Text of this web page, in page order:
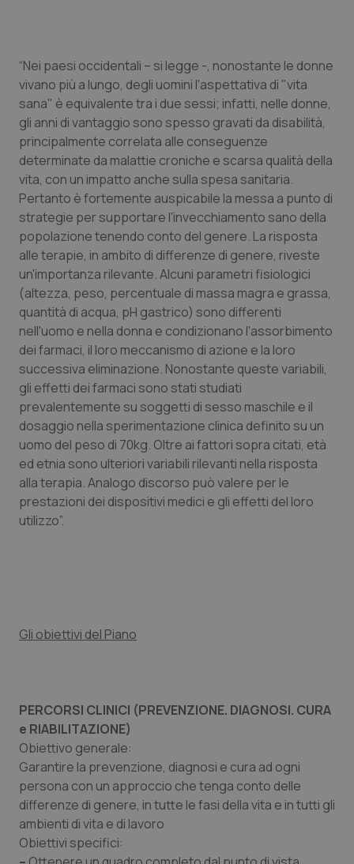
Toscana
Umbria
Valle D’Aosta
Veneto
Obesità
Oftalmologia
Oncodermatologia
Oncoematologia
Oncologia & Nutrizione
Psoriasi & pelle
Quotidiano Cardiologia
Quotidiano Chirurgia
Quotidiano Oncologia
Quotidiano Pediatria
Rene & patologie urogenitali
Salute orale & impianti
Tumori del Polmone & Testa Collo
Tumori gastrointestinali
Ulcera & Reflusso
Vaccini
“Nei paesi occidentali – si legge -, nonostante le donne
vivano più a lungo, degli uomini l'aspettativa di "vita
sana" è equivalente tra i due sessi; infatti, nelle donne,
gli anni di vantaggio sono spesso gravati da disabilità,
principalmente correlata alle conseguenze
determinate da malattie croniche e scarsa qualità della
vita, con un impatto anche sulla spesa sanitaria.
Pertanto è fortemente auspicabile la messa a punto di
strategie per supportare l'invecchiamento sano della
popolazione tenendo conto del genere. La risposta
alle terapie, in ambito di differenze di genere, riveste
un'importanza rilevante. Alcuni parametri fisiologici
(altezza, peso, percentuale di massa magra e grassa,
quantità di acqua, pH gastrico) sono differenti
nell'uomo e nella donna e condizionano l'assorbimento
dei farmaci, il loro meccanismo di azione e la loro
successiva eliminazione. Nonostante queste variabili,
gli effetti dei farmaci sono stati studiati
prevalentemente su soggetti di sesso maschile e il
dosaggio nella sperimentazione clinica definito su un
uomo del peso di 70kg. Oltre ai fattori sopra citati, età
ed etnia sono ulteriori variabili rilevanti nella risposta
alla terapia. Analogo discorso può valere per le
prestazioni dei dispositivi medici e gli effetti del loro
utilizzo”.
Gli obiettivi del Piano
PERCORSI CLINICI (PREVENZIONE. DIAGNOSI. CURA
e RIABILITAZIONE)
Obiettivo generale:
Garantire la prevenzione, diagnosi e cura ad ogni
persona con un approccio che tenga conto delle
differenze di genere, in tutte le fasi della vita e in tutti gli
ambienti di vita e di lavoro
Obiettivi specifici: